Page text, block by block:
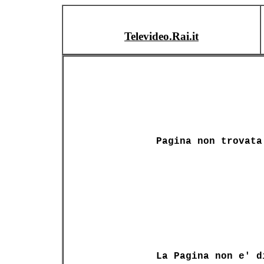
Televideo.Rai.it
Pagina non trovata
La Pagina non e'